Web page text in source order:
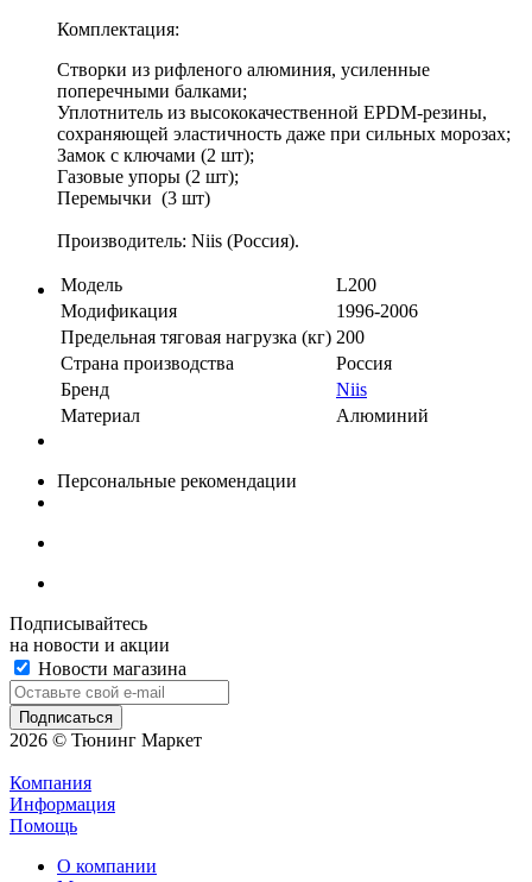
Комплектация:
Створки из рифленого алюминия, усиленные
поперечными балками;
Уплотнитель из высококачественной EPDM-резины,
сохраняющей эластичность даже при сильных морозах;
Замок с ключами (2 шт);
Газовые упоры (2 шт);
Перемычки (3 шт)
Производитель: Niis (Россия).
Модель
L200
Модификация
1996-2006
Предельная тяговая нагрузка (кг) 200
Страна производства
Россия
Бренд
Niis
Материал
Алюминий
Персональные рекомендации
Подписывайтесь
на новости и акции
Новости магазина
2026 © Тюнинг Маркет
Компания
Информация
Помощь
О компании